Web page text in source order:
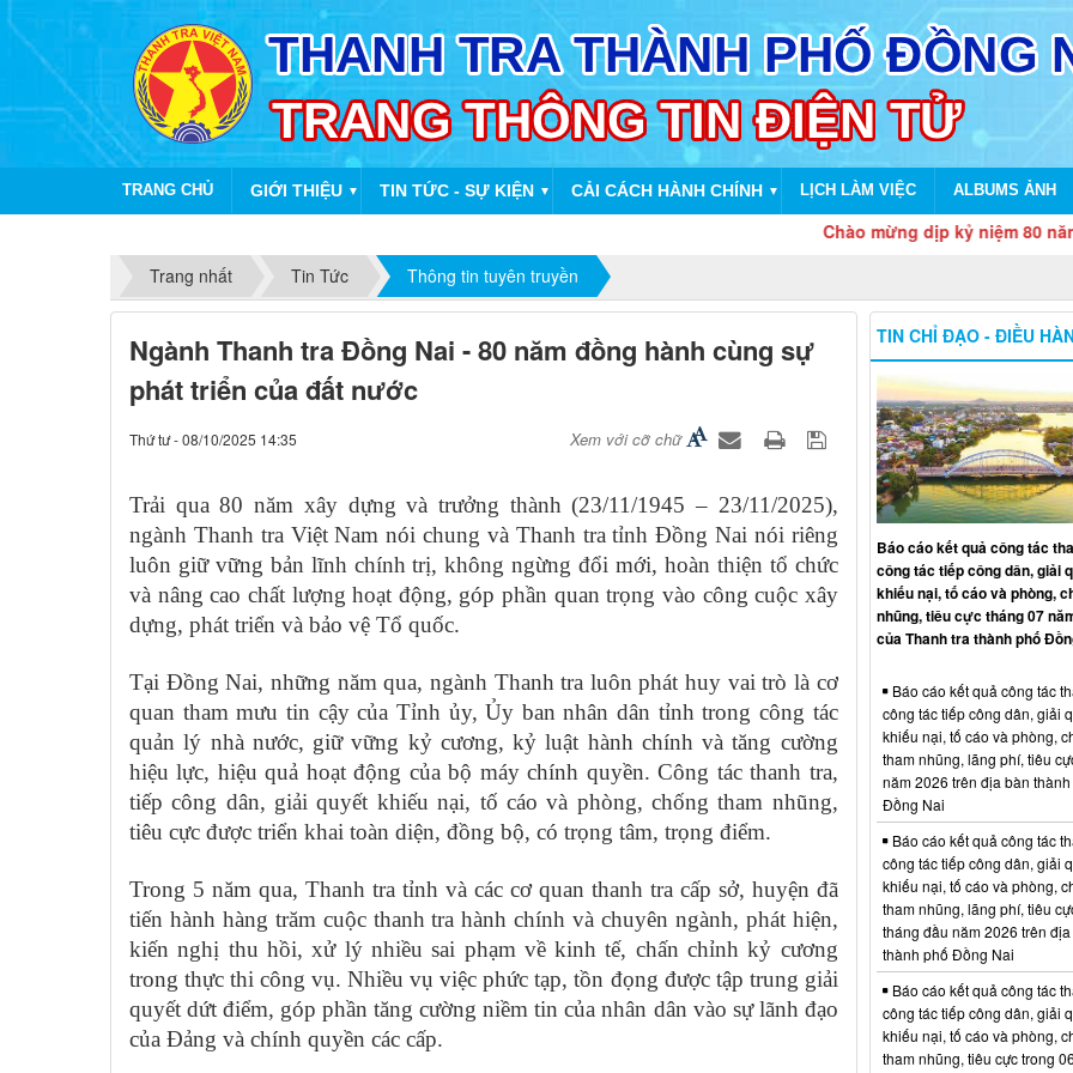
TRANG CHỦ GIỚI THIỆU ▼ TIN TỨC - SỰ KIỆN ▼ CẢI CÁCH HÀNH CHÍNH ▼ LỊCH LÀM VIỆC ALBUMS ẢNH
Chào mừng dịp kỷ niệm 80 năm Cách
Trang nhất
Tin Tức Thông tin tuyên truyền
Ngành Thanh tra Đồng Nai - 80 năm đồng hành cùng sự
phát triển của đất nước
Thứ tư - 08/10/2025 14:35 Xem với cỡ chữ
Trải qua 80 năm xây dựng và trưởng thành (23/11/1945 – 23/11/2025),
ngành Thanh tra Việt Nam nói chung và Thanh tra tỉnh Đồng Nai nói riêng
luôn giữ vững bản lĩnh chính trị, không ngừng đổi mới, hoàn thiện tổ chức
và nâng cao chất lượng hoạt động, góp phần quan trọng vào công cuộc xây
dựng, phát triển và bảo vệ Tổ quốc.
Tại Đồng Nai, những năm qua, ngành Thanh tra luôn phát huy vai trò là cơ
quan tham mưu tin cậy của Tỉnh ủy, Ủy ban nhân dân tỉnh trong công tác
quản lý nhà nước, giữ vững kỷ cương, kỷ luật hành chính và tăng cường
hiệu lực, hiệu quả hoạt động của bộ máy chính quyền. Công tác thanh tra,
tiếp công dân, giải quyết khiếu nại, tố cáo và phòng, chống tham nhũng,
tiêu cực được triển khai toàn diện, đồng bộ, có trọng tâm, trọng điểm.
Trong 5 năm qua, Thanh tra tỉnh và các cơ quan thanh tra cấp sở, huyện đã
tiến hành hàng trăm cuộc thanh tra hành chính và chuyên ngành, phát hiện,
kiến nghị thu hồi, xử lý nhiều sai phạm về kinh tế, chấn chỉnh kỷ cương
trong thực thi công vụ. Nhiều vụ việc phức tạp, tồn đọng được tập trung giải
quyết dứt điểm, góp phần tăng cường niềm tin của nhân dân vào sự lãnh đạo
của Đảng và chính quyền các cấp.
TIN CHỈ ĐẠO - ĐIỀU
Báo cáo kết quả công tác
công tác tiếp công dân, giải
khiếu nại, tố cáo và phòng,
nhũng, tiêu cực tháng 07
của Thanh tra thành phố
Báo cáo kết quả công tác
công tác tiếp công dân, giải
khiếu nại, tố cáo và phòng,
tham nhũng, lãng phí, tiêu
năm 2026 trên địa bàn
Đồng Nai
Báo cáo kết quả công tác
công tác tiếp công dân, giải
khiếu nại, tố cáo và phòng,
tham nhũng, lãng phí, tiêu
tháng đầu năm 2026 trên
thành phố Đồng Nai
Báo cáo kết quả công tác
công tác tiếp công dân, giải
khiếu nại, tố cáo và phòng,
tham nhũng, tiêu cực trong